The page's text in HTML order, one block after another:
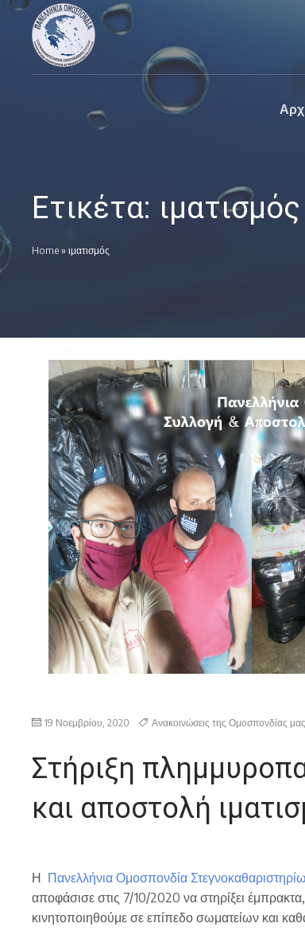
Πανελλήνια
Ομοσπονδία
Καθαριστηρίων
Ο επίσημος
ιστοχώρος της
Πανελλήνια
Ομοσπονδία
Ετικέτα: ιματισμός
Home » ιματισμός
19 Νοεμβρίου, 2020 Ανακοινώσεις της Ομοσπονδίας μας
Στήριξη
και αποστολή
Η Πανελλήνια Ομοσπονδία
αποφάσισε στις 7/10/2020 να στηρίξει
κινητοποιηθούμε σε επίπεδο σωματείων και